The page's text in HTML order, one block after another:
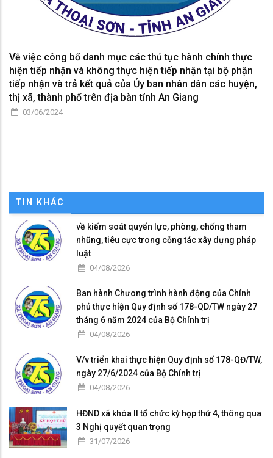
Về việc công bố danh mục các thủ tục hành chính thực
hiện tiếp nhận và không thực hiện tiếp nhận tại bộ phận
tiếp nhận và trả kết quả của Ủy ban nhân dân các huyện,
thị xã, thành phố trên địa bàn tỉnh An Giang
03/06/2024
TIN KHÁC
về kiếm soát quyển lực, phòng, chống tham
nhũng, tiêu cực trong cỗng tác xây dựng pháp
luật
04/08/2026
Ban hành Chưong trình hành động của Chính
phủ thực hỉện Quy định số 178-QD/TW ngày 27
tháng 6 năm 2024 của Bộ Chính trị
04/08/2026
V/v triển khai thực hiện Quy định số 178-QĐ/TW,
ngày 27/6/2024 của Bộ Chính trị
04/08/2026
HĐND xã khóa II tổ chức kỳ họp thứ 4, thông qua
3 Nghị quyết quan trọng
31/07/2026